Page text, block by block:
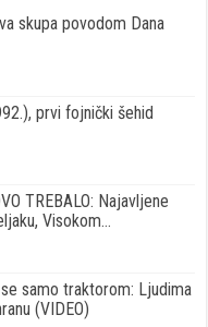
skupa povodom Dana
prvi fojnički šehid
TREBALO: Najavljene
Visokom…
samo traktorom: Ljudima
(VIDEO)